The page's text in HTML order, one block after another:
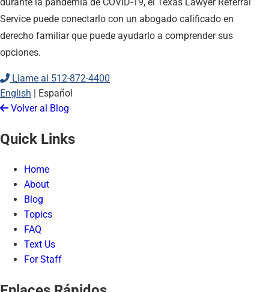
Service puede conectarlo con un abogado calificado en
derecho familiar que puede ayudarlo a comprender sus
opciones.
Llame al 512-872-4400
English | Español
Volver al Blog
Quick Links
Home
About
Blog
Topics
FAQ
Text Us
For Staff